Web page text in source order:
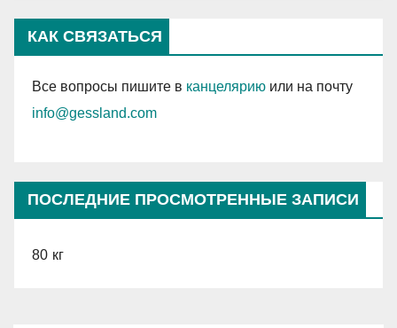
КАК СВЯЗАТЬСЯ
Все вопросы пишите в канцелярию или на почту
info@gessland.com
ПОСЛЕДНИЕ ПРОСМОТРЕННЫЕ ЗАПИСИ
80 кг